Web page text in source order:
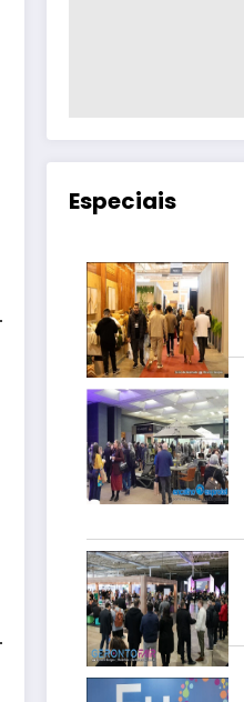
Especiais